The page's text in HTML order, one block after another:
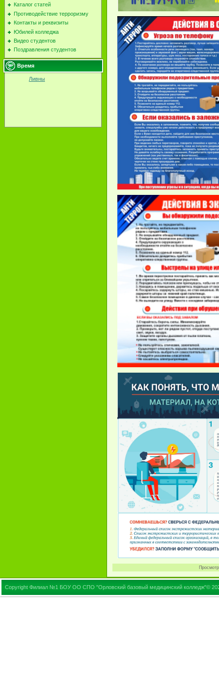
Каталог статей
Противодействие терроризму
Контакты и реквизиты
Юбилей колледжа
Видео студентов
Поздравления студентов
Время
Ливны
Copyright Филиал №1 БОУ ОО СПО "Орловский базовый медицинский колледж"©